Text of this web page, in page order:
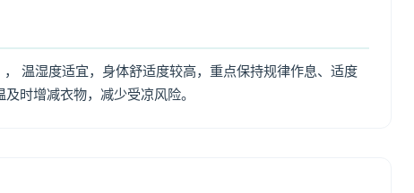
温湿度适宜，身体舒适度较高，重点保持规律作息、适度
时增减衣物，减少受凉风险。